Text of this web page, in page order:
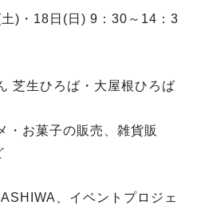
)・18日(日) 9：30～14：3
芝生ひろば・大屋根ひろば
・お菓子の販売、雑貨販
、イベントプロジェ